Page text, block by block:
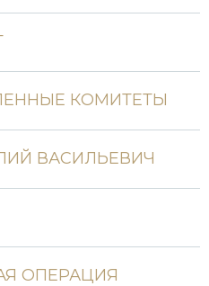
движения
КОМИТЕТЫ
ВАСИЛЬЕВИЧ
ОПЕРАЦИЯ